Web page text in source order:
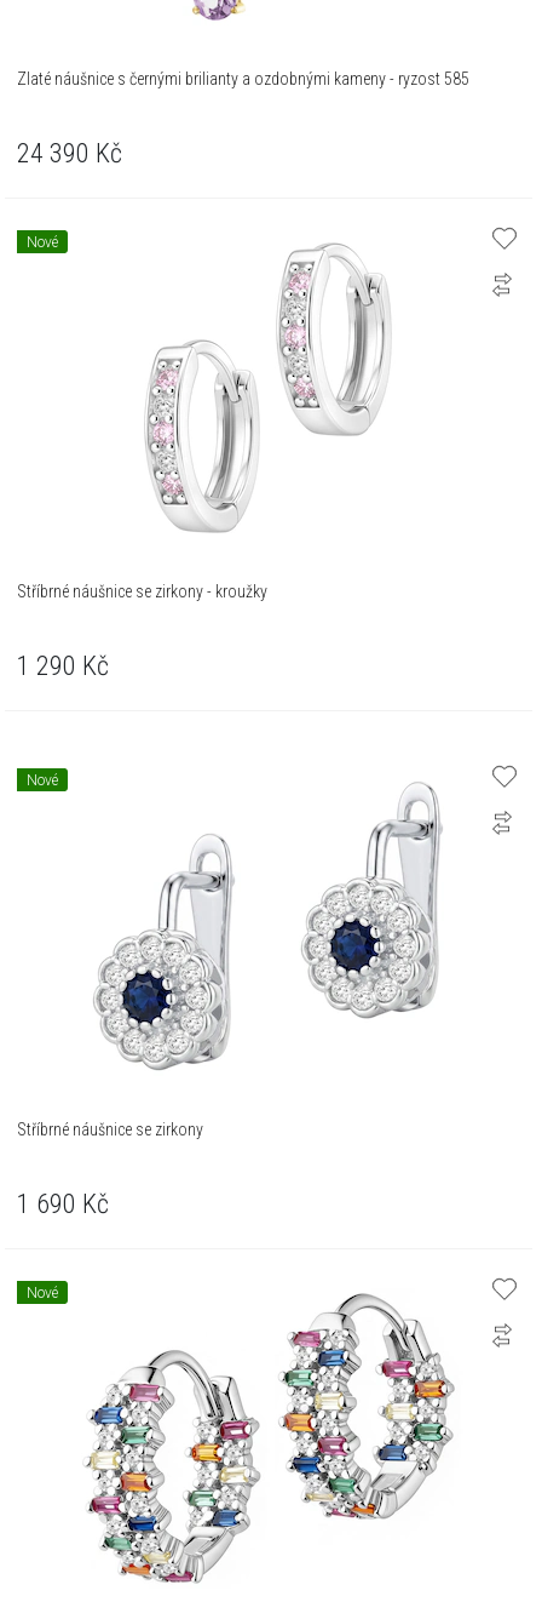
Zlaté náušnice s černými brilianty a ozdobnými kameny - ryzost 585
24 390 Kč
Nové
Stříbrné náušnice se zirkony - kroužky
1 290 Kč
Nové
Stříbrné náušnice se zirkony
1 690 Kč
Nové